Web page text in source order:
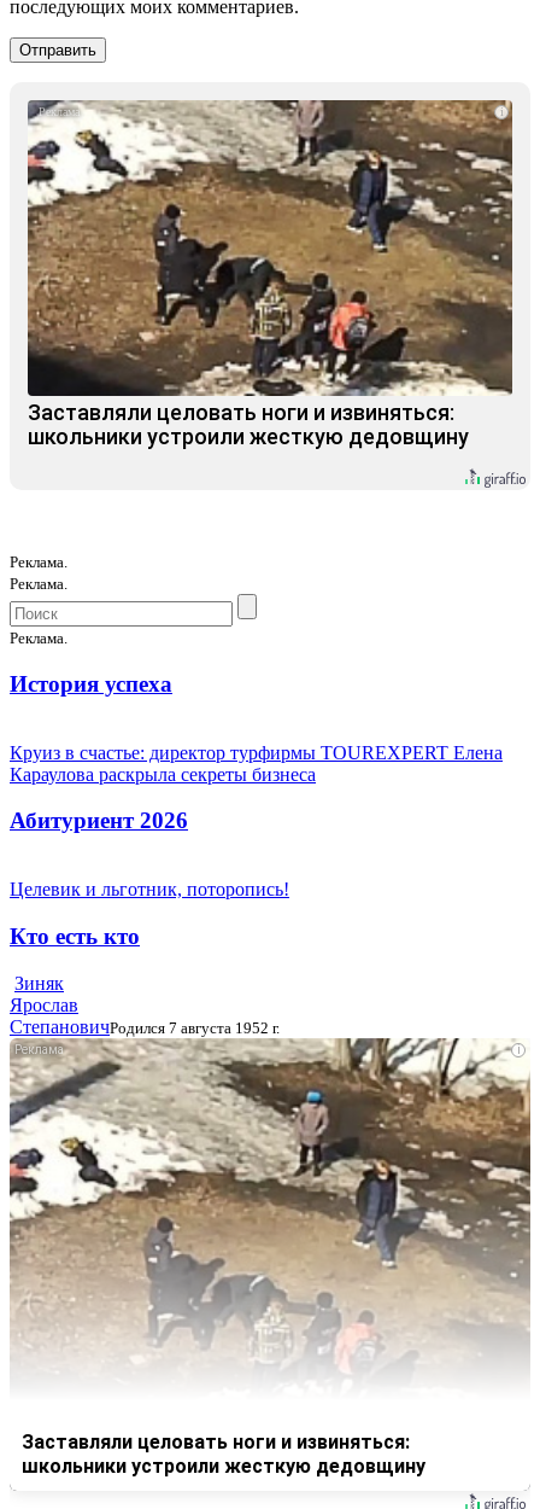
последующих моих комментариев.
i
Заставляли целовать ноги и извиняться:
школьники устроили жесткую дедовщину
Реклама.
Реклама.
Реклама.
История успеха
Круиз в счастье: директор турфирмы TOUREXPERT Елена
Караулова раскрыла секреты бизнеса
Абитуриент 2026
Целевик и льготник, поторопись!
Кто есть кто
Зиняк
Ярослав
СтепановичРодился 7 августа 1952 г.
i
Заставляли целовать ноги и извиняться:
школьники устроили жесткую дедовщину